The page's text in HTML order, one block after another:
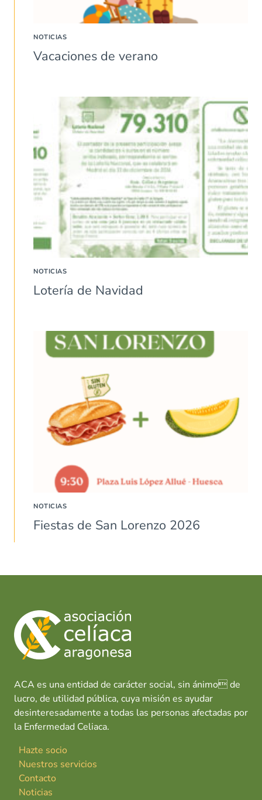
NOTICIAS
Vacaciones de verano
NOTICIAS
Lotería de Navidad
NOTICIAS
Fiestas de San Lorenzo 2026
ACA es una entidad de carácter social, sin ánimo de
lucro, de utilidad pública, cuya misión es ayudar
desinteresadamente a todas las personas afectadas por
la Enfermedad Celiaca.
Hazte socio
Nuestros servicios
Contacto
Noticias